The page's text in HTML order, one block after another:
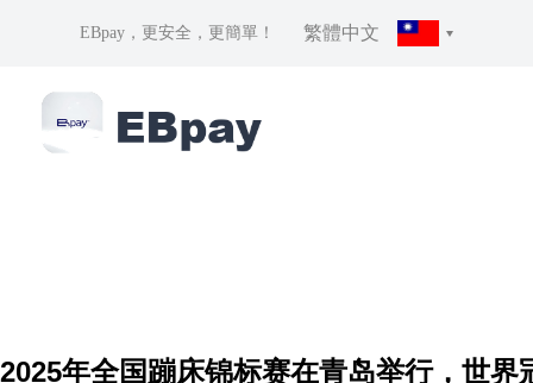
EBpay，更安全，更簡單！ 繁體中文
2025年全国蹦床锦标赛在青岛举行，世界